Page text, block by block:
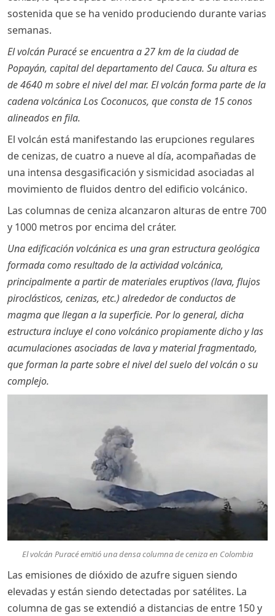
sostenida que se ha venido produciendo durante varias
semanas.
El volcán Puracé se encuentra a 27 km de la ciudad de
Popayán, capital del departamento del Cauca. Su altura es
de 4640 m sobre el nivel del mar. El volcán forma parte de la
cadena volcánica Los Coconucos, que consta de 15 conos
alineados en fila.
El volcán está manifestando las erupciones regulares
de cenizas, de cuatro a nueve al día, acompañadas de
una intensa desgasificación y sismicidad asociadas al
movimiento de fluidos dentro del edificio volcánico.
Las columnas de ceniza alcanzaron alturas de entre 700
y 1000 metros por encima del cráter.
Una edificación volcánica es una gran estructura geológica
formada como resultado de la actividad volcánica,
principalmente a partir de materiales eruptivos (lava, flujos
piroclásticos, cenizas, etc.) alrededor de conductos de
magma que llegan a la superficie. Por lo general, dicha
estructura incluye el cono volcánico propiamente dicho y las
acumulaciones asociadas de lava y material fragmentado,
que forman la parte sobre el nivel del suelo del volcán o su
complejo.
El volcán Puracé emitió una densa columna de ceniza en Colombia
Las emisiones de dióxido de azufre siguen siendo
elevadas y están siendo detectadas por satélites. La
columna de gas se extendió a distancias de entre 150 y